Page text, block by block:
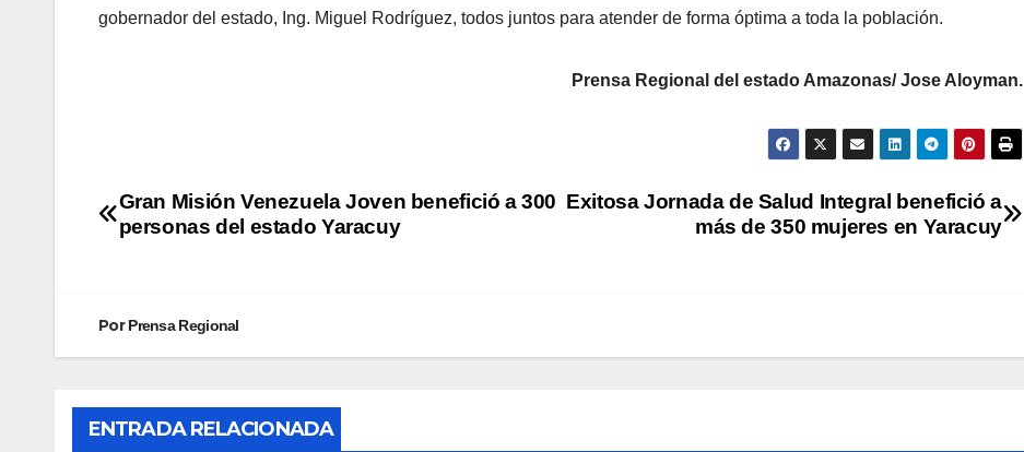
gobernador del estado, Ing. Miguel Rodríguez, todos juntos para atender de forma óptima a toda la población.
Prensa Regional del estado Amazonas/ Jose Aloyman.
Exitosa Jornada de Salud Integral benefició a
más de 350 mujeres en Yaracuy
Gran Misión Venezuela Joven benefició a 300
personas del estado Yaracuy
PorPrensa Regional
ENTRADA RELACIONADA